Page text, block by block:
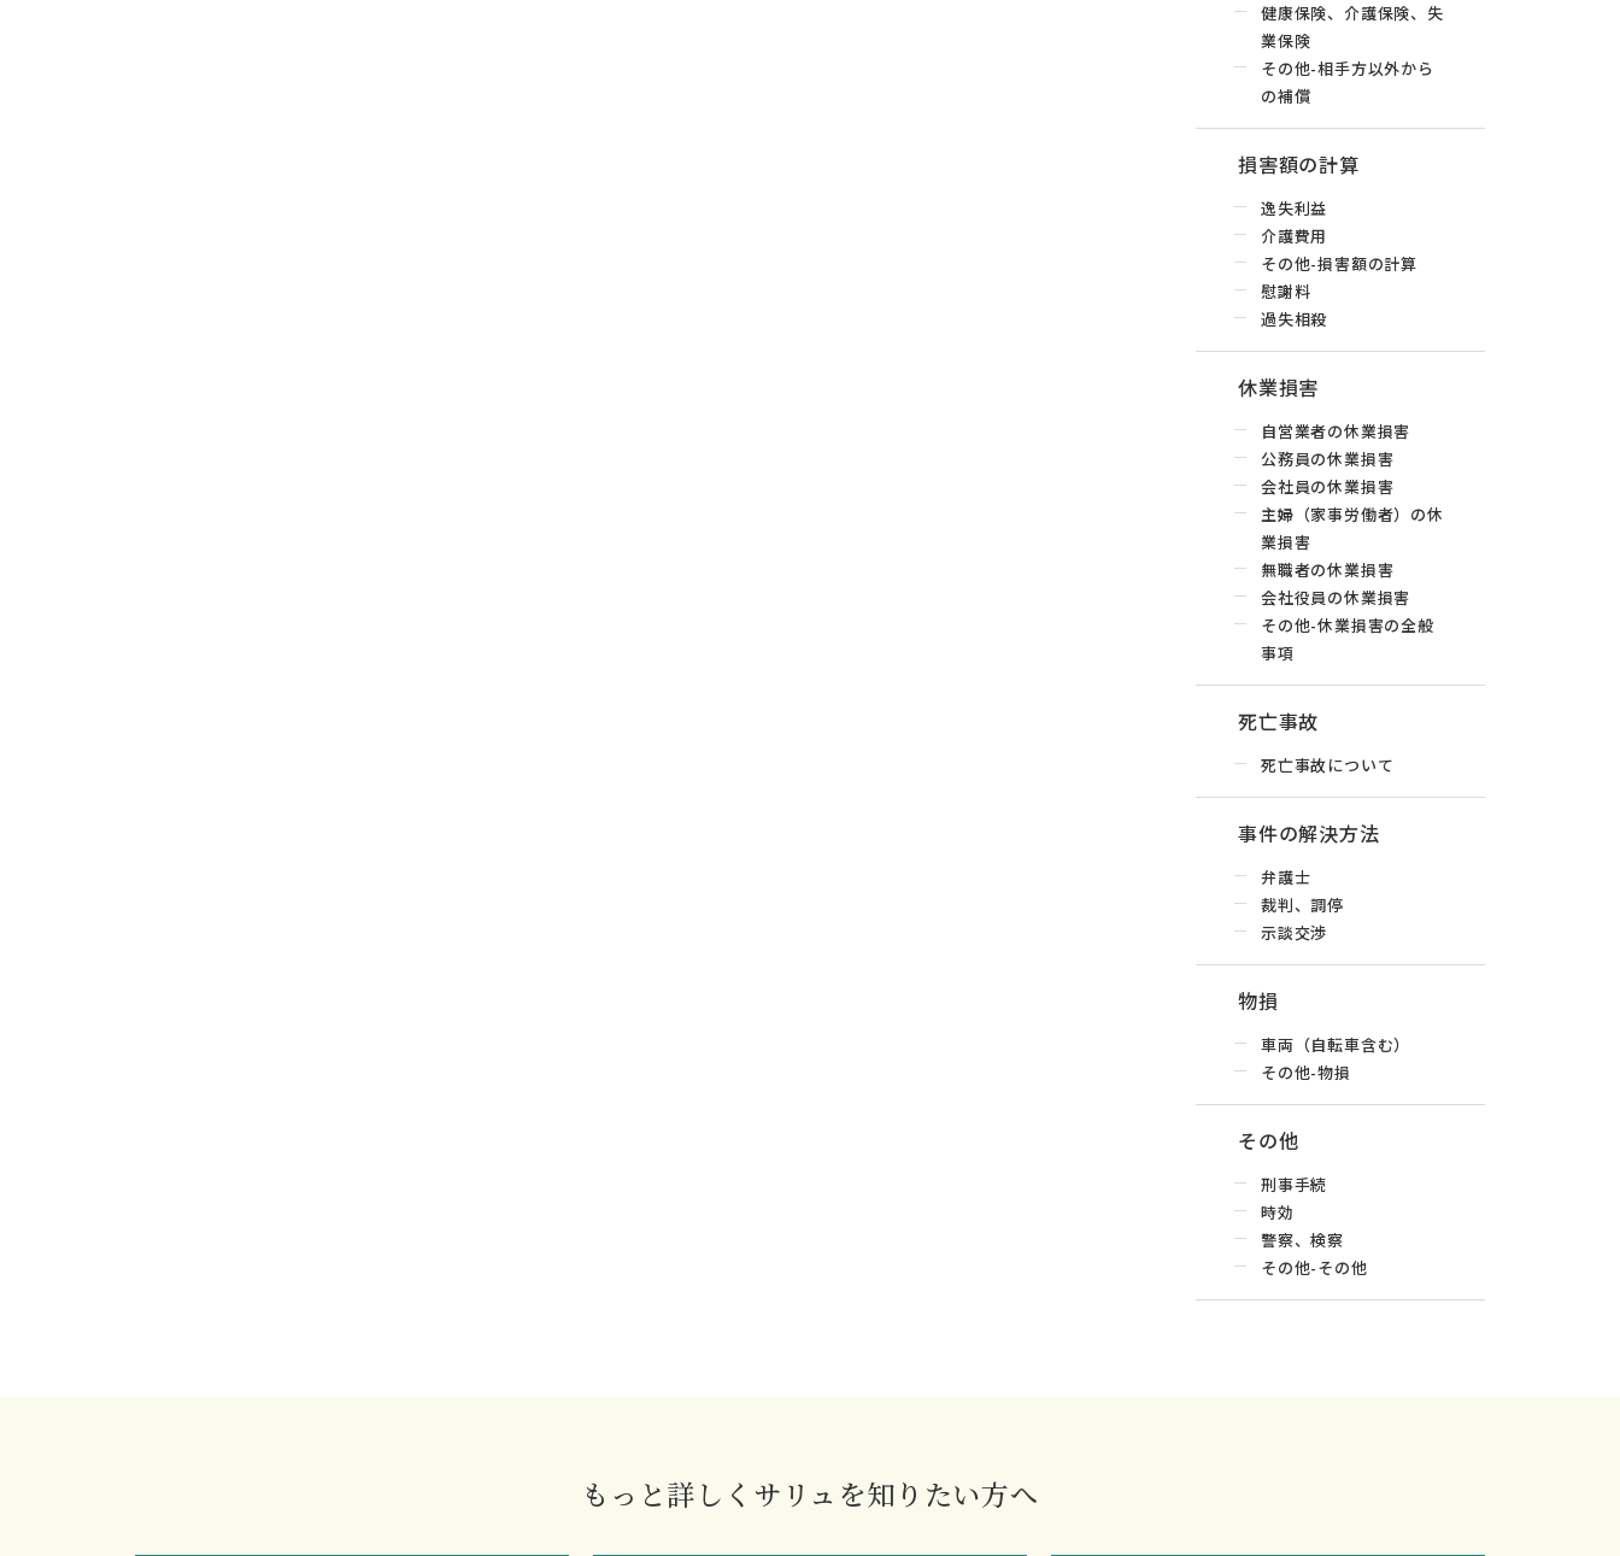
健康保険、介護保険、失
業保険
その他-相手方以外から
の補償
損害額の計算
逸失利益
介護費用
その他-損害額の計算
慰謝料
過失相殺
休業損害
自営業者の休業損害
公務員の休業損害
会社員の休業損害
主婦（家事労働者）の休
業損害
無職者の休業損害
会社役員の休業損害
その他-休業損害の全般
事項
死亡事故
死亡事故について
事件の解決方法
弁護士
裁判、調停
示談交渉
物損
車両（自転車含む）
その他-物損
その他
刑事手続
時効
警察、検察
その他-その他
もっと詳しくサリュを知りたい方へ